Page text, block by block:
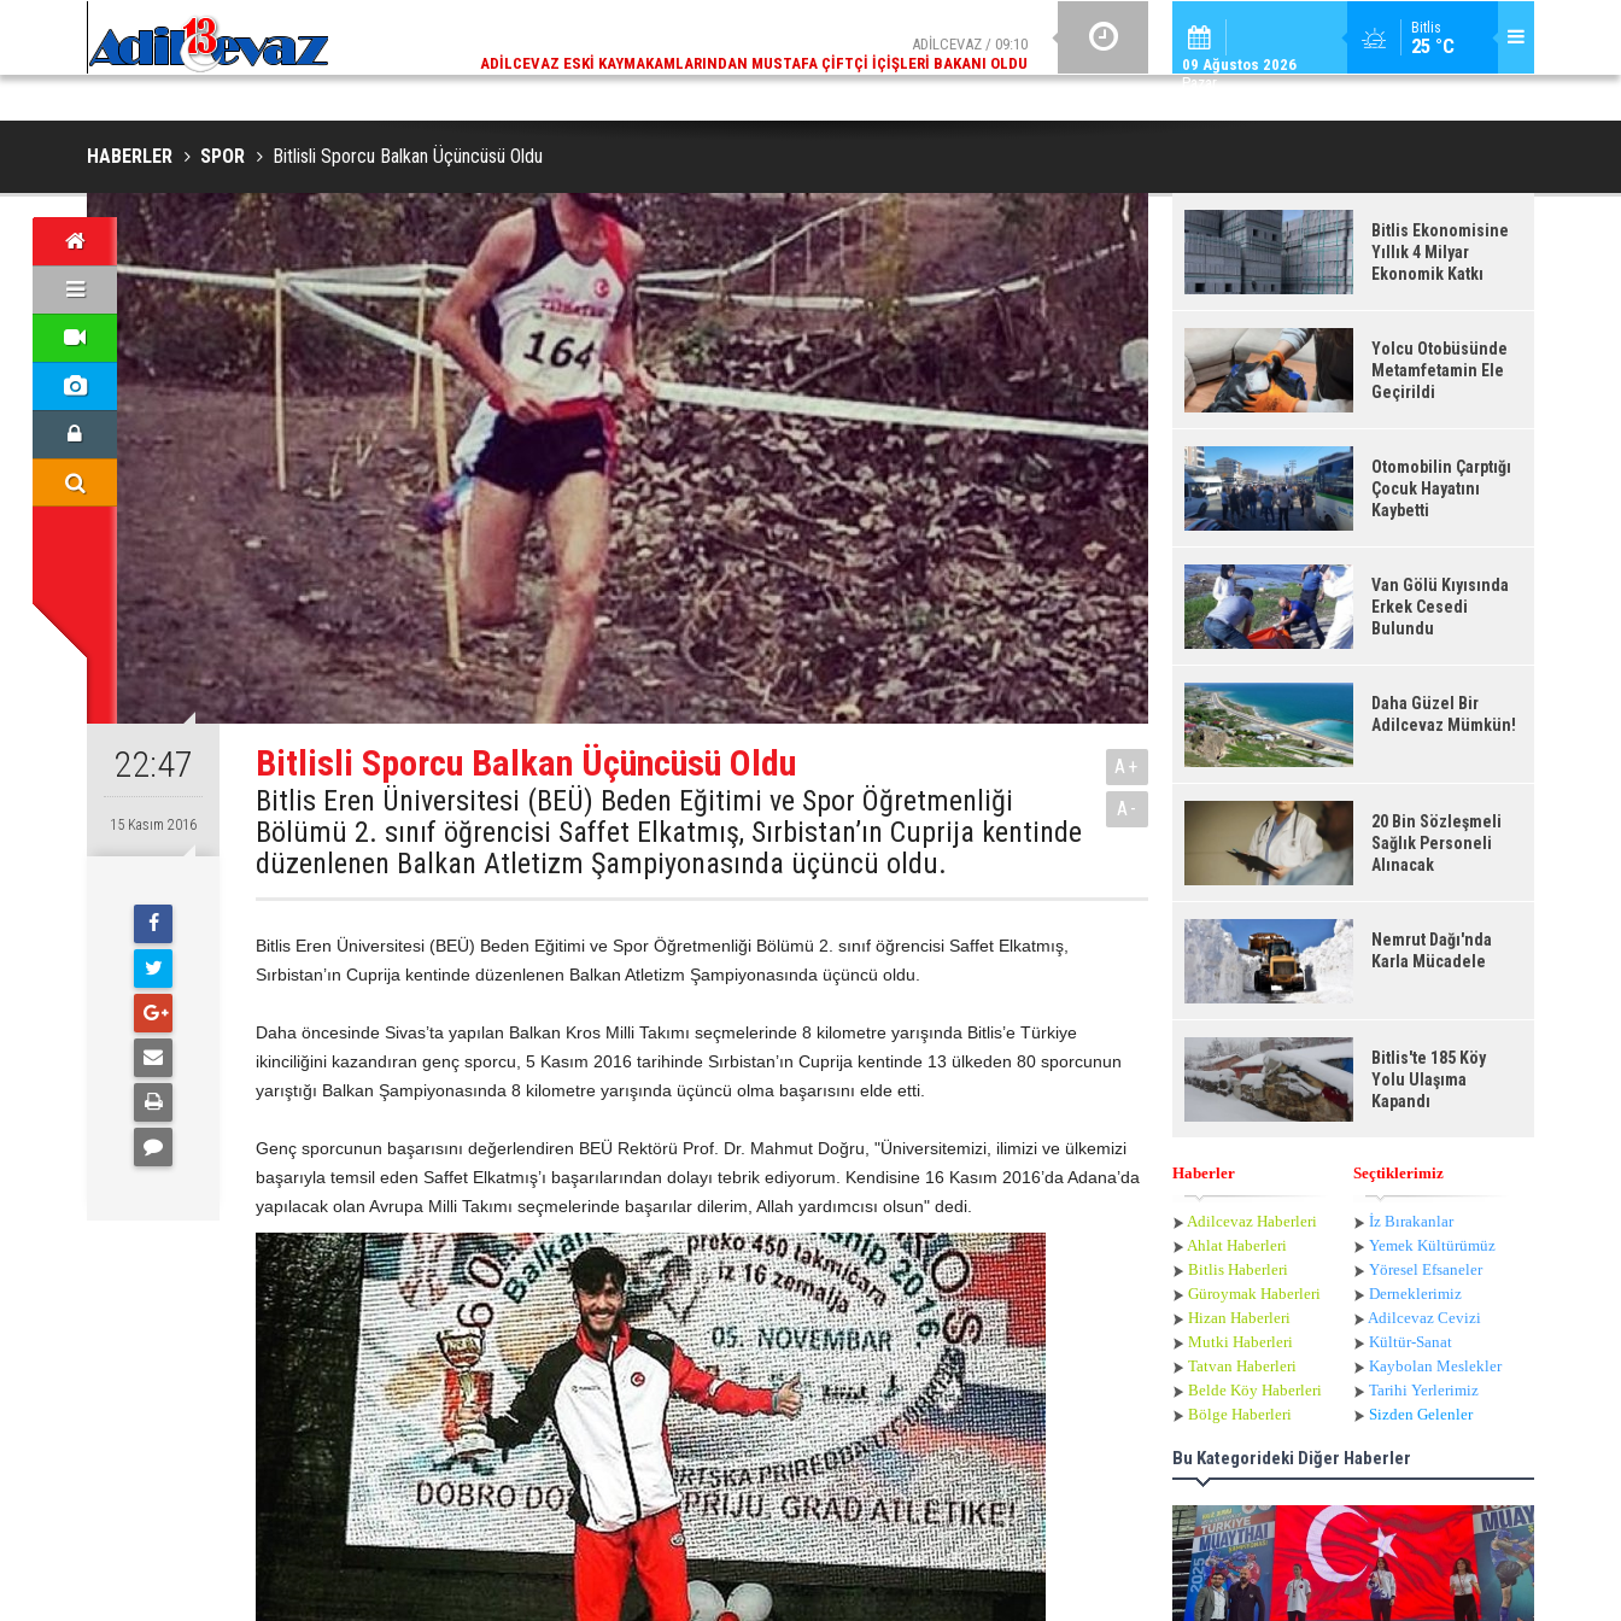
Bitlis
25 °C
09 Ağustos 2026
Pazar
NESLI TEHLIKE ALTINDAKI VAŞAK GÖRÜNTÜLENDI
ADILCEVAZ ESKI KAYMAKAMLARINDAN MUSTAFA ÇIFTÇI İÇIŞLERI BAKANI OLDU
ADİLCEVAZ /
ADILCEVAZ'DA KUDUZ VAKASI TESPIT EDILEN KÖY, KARANTINAYA
HABERLER SPOR Bitlisli Sporcu Balkan Üçüncüsü Oldu
22:47
15 Kasım 2016
Bitlisli Sporcu Balkan Üçüncüsü Oldu
Bitlis Eren Üniversitesi (BEÜ) Beden Eğitimi ve Spor Öğretmenliği
Bölümü 2. sınıf öğrencisi Saffet Elkatmış, Sırbistan’ın Cuprija kentinde
düzenlenen Balkan Atletizm Şampiyonasında üçüncü oldu.
A+
A-
Bitlis Eren Üniversitesi (BEÜ) Beden Eğitimi ve Spor Öğretmenliği Bölümü 2. sınıf öğrencisi Saffet Elkatmış,
Sırbistan’ın Cuprija kentinde düzenlenen Balkan Atletizm Şampiyonasında üçüncü oldu.
Daha öncesinde Sivas’ta yapılan Balkan Kros Milli Takımı seçmelerinde 8 kilometre yarışında Bitlis’e Türkiye
ikinciliğini kazandıran genç sporcu, 5 Kasım 2016 tarihinde Sırbistan’ın Cuprija kentinde 13 ülkeden 80 sporcunun
yarıştığı Balkan Şampiyonasında 8 kilometre yarışında üçüncü olma başarısını elde etti.
Genç sporcunun başarısını değerlendiren BEÜ Rektörü Prof. Dr. Mahmut Doğru, "Üniversitemizi, ilimizi ve ülkemizi
başarıyla temsil eden Saffet Elkatmış’ı başarılarından dolayı tebrik ediyorum. Kendisine 16 Kasım 2016’da Adana’da
yapılacak olan Avrupa Milli Takımı seçmelerinde başarılar dilerim, Allah yardımcısı olsun" dedi.
Bitlis Ekonomisine
Yıllık 4 Milyar
Ekonomik Katkı
Yolcu Otobüsünde
Metamfetamin Ele
Geçirildi
Otomobilin Çarptığı
Çocuk Hayatını
Kaybetti
Van Gölü Kıyısında
Erkek Cesedi
Bulundu
Daha Güzel Bir
Adilcevaz Mümkün!
20 Bin Sözleşmeli
Sağlık Personeli
Alınacak
Nemrut Dağı'nda
Karla Mücadele
Bitlis'te 185 Köy
Yolu Ulaşıma
Kapandı
Haberler
Adilcevaz Haberleri
Ahlat Haberleri
Bitlis Haberleri
Güroymak Haberleri
Hizan Haberleri
Mutki Haberleri
Tatvan Haberleri
Belde Köy Haberleri
Bölge Haberleri
Seçtiklerimiz
İz Bırakanlar
Yemek Kültürümüz
Yöresel Efsaneler
Derneklerimiz
Adilcevaz Cevizi
Kültür-Sanat
Kaybolan Meslekler
Tarihi Yerlerimiz
Sizden Gelenler
Bu Kategorideki Diğer Haberler